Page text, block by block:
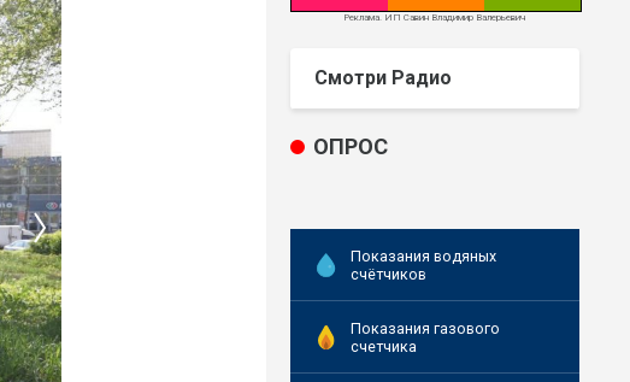
Реклама. ИП Савин Владимир Валерьевич
Смотри Радио
ОПРОС
Показания водяных
счётчиков
Показания газового
счетчика